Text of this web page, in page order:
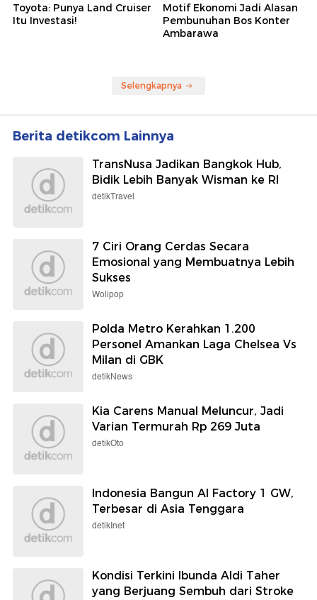
Toyota: Punya Land Cruiser
Itu Investasi!
Motif Ekonomi Jadi Alasan
Pembunuhan Bos Konter
Ambarawa
Selengkapnya
Berita detikcom Lainnya
TransNusa Jadikan Bangkok Hub,
Bidik Lebih Banyak Wisman ke RI
detikTravel
7 Ciri Orang Cerdas Secara
Emosional yang Membuatnya Lebih
Sukses
Wolipop
Polda Metro Kerahkan 1.200
Personel Amankan Laga Chelsea Vs
Milan di GBK
detikNews
Kia Carens Manual Meluncur, Jadi
Varian Termurah Rp 269 Juta
detikOto
Indonesia Bangun AI Factory 1 GW,
Terbesar di Asia Tenggara
detikInet
Kondisi Terkini Ibunda Aldi Taher
yang Berjuang Sembuh dari Stroke